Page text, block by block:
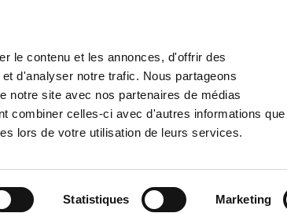
le contenu et les annonces, d'offrir des
d'analyser notre trafic. Nous partageons
notre site avec nos partenaires de médias
combiner celles-ci avec d'autres informations que
lors de votre utilisation de leurs services.
Statistiques Marketing
LIBRAIRIE
DEMANDE - DÉLAI ACTUEL : 3 À 5